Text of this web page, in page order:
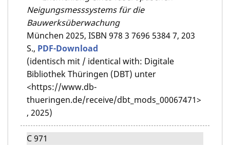
Neigungsmesssystems für die
Bauwerksüberwachung
München 2025, ISBN 978 3 7696 5384 7, 203
S., PDF-Download
(identisch mit / identical with: Digitale
Bibliothek Thüringen (DBT) unter
<https://www.db-
thueringen.de/receive/dbt_mods_00067471>
, 2025)
C 971